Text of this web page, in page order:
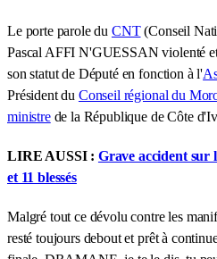
Le porte parole du CNT(Conseil
Pascal AFFI N'GUESSAN violenté
son statut de Député en fonction à l'
Président du Conseil régional du
ministrede la République de Côte
LIRE AUSSI : Grave accident
et 11 blessés
Malgré tout ce dévolu contre les
resté toujours debout et prêt à